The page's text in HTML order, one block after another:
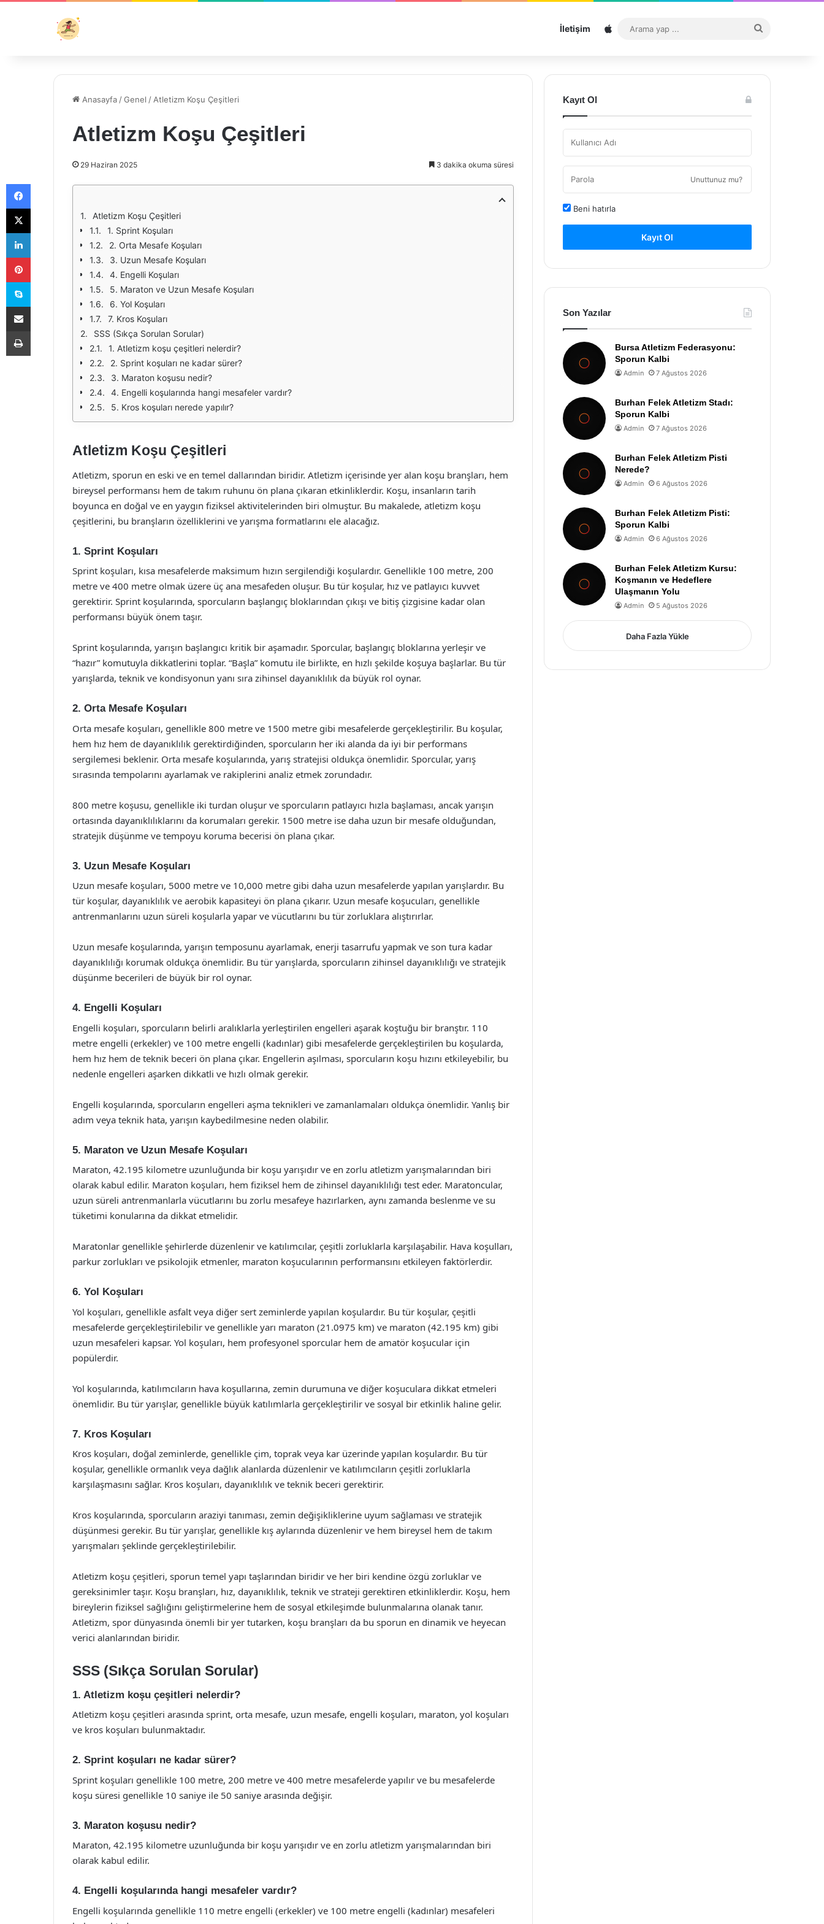
İletişim Sitemap
...
Anasayfa /Genel / Atletizm Koşu Çeşitleri
Atletizm Koşu Çeşitleri
29 Haziran 2025 3 dakika okuma süresi
Atletizm Koşu Çeşitleri
1. Sprint Koşuları
2. Orta Mesafe Koşuları
3. Uzun Mesafe Koşuları
4. Engelli Koşuları
5. Maraton ve Uzun Mesafe Koşuları
6. Yol Koşuları
7. Kros Koşuları
SSS (Sıkça Sorulan Sorular)
1. Atletizm koşu çeşitleri nelerdir?
2. Sprint koşuları ne kadar sürer?
3. Maraton koşusu nedir?
4. Engelli koşularında hangi mesafeler vardır?
5. Kros koşuları nerede yapılır?
Atletizm Koşu Çeşitleri
Atletizm, sporun en eski ve en temel dallarından biridir. Atletizm içerisinde yer alan koşu branşları, hem
bireysel performansı hem de takım ruhunu ön plana çıkaran etkinliklerdir. Koşu, insanların tarih
boyunca en doğal ve en yaygın fiziksel aktivitelerinden biri olmuştur. Bu makalede, atletizm koşu
çeşitlerini, bu branşların özelliklerini ve yarışma formatlarını ele alacağız.
1. Sprint Koşuları
Sprint koşuları, kısa mesafelerde maksimum hızın sergilendiği koşulardır. Genellikle 100 metre, 200
metre ve 400 metre olmak üzere üç ana mesafeden oluşur. Bu tür koşular, hız ve patlayıcı kuvvet
gerektirir. Sprint koşularında, sporcuların başlangıç bloklarından çıkışı ve bitiş çizgisine kadar olan
performansı büyük önem taşır.
Sprint koşularında, yarışın başlangıcı kritik bir aşamadır. Sporcular, başlangıç bloklarına yerleşir ve
“hazır” komutuyla dikkatlerini toplar. “Başla” komutu ile birlikte, en hızlı şekilde koşuya başlarlar. Bu tür
yarışlarda, teknik ve kondisyonun yanı sıra zihinsel dayanıklılık da büyük rol oynar.
2. Orta Mesafe Koşuları
Orta mesafe koşuları, genellikle 800 metre ve 1500 metre gibi mesafelerde gerçekleştirilir. Bu koşular,
hem hız hem de dayanıklılık gerektirdiğinden, sporcuların her iki alanda da iyi bir performans
sergilemesi beklenir. Orta mesafe koşularında, yarış stratejisi oldukça önemlidir. Sporcular, yarış
sırasında tempolarını ayarlamak ve rakiplerini analiz etmek zorundadır.
800 metre koşusu, genellikle iki turdan oluşur ve sporcuların patlayıcı hızla başlaması, ancak yarışın
ortasında dayanıklılıklarını da korumaları gerekir. 1500 metre ise daha uzun bir mesafe olduğundan,
stratejik düşünme ve tempoyu koruma becerisi ön plana çıkar.
3. Uzun Mesafe Koşuları
Uzun mesafe koşuları, 5000 metre ve 10,000 metre gibi daha uzun mesafelerde yapılan yarışlardır. Bu
tür koşular, dayanıklılık ve aerobik kapasiteyi ön plana çıkarır. Uzun mesafe koşucuları, genellikle
antrenmanlarını uzun süreli koşularla yapar ve vücutlarını bu tür zorluklara alıştırırlar.
Uzun mesafe koşularında, yarışın temposunu ayarlamak, enerji tasarrufu yapmak ve son tura kadar
dayanıklılığı korumak oldukça önemlidir. Bu tür yarışlarda, sporcuların zihinsel dayanıklılığı ve stratejik
düşünme becerileri de büyük bir rol oynar.
4. Engelli Koşuları
Engelli koşuları, sporcuların belirli aralıklarla yerleştirilen engelleri aşarak koştuğu bir branştır. 110
metre engelli (erkekler) ve 100 metre engelli (kadınlar) gibi mesafelerde gerçekleştirilen bu koşularda,
hem hız hem de teknik beceri ön plana çıkar. Engellerin aşılması, sporcuların koşu hızını etkileyebilir, bu
nedenle engelleri aşarken dikkatli ve hızlı olmak gerekir.
Engelli koşularında, sporcuların engelleri aşma teknikleri ve zamanlamaları oldukça önemlidir. Yanlış bir
adım veya teknik hata, yarışın kaybedilmesine neden olabilir.
5. Maraton ve Uzun Mesafe Koşuları
Maraton, 42.195 kilometre uzunluğunda bir koşu yarışıdır ve en zorlu atletizm yarışmalarından biri
olarak kabul edilir. Maraton koşuları, hem fiziksel hem de zihinsel dayanıklılığı test eder. Maratoncular,
uzun süreli antrenmanlarla vücutlarını bu zorlu mesafeye hazırlarken, aynı zamanda beslenme ve su
tüketimi konularına da dikkat etmelidir.
Maratonlar genellikle şehirlerde düzenlenir ve katılımcılar, çeşitli zorluklarla karşılaşabilir. Hava koşulları,
parkur zorlukları ve psikolojik etmenler, maraton koşucularının performansını etkileyen faktörlerdir.
6. Yol Koşuları
Yol koşuları, genellikle asfalt veya diğer sert zeminlerde yapılan koşulardır. Bu tür koşular, çeşitli
mesafelerde gerçekleştirilebilir ve genellikle yarı maraton (21.0975 km) ve maraton (42.195 km) gibi
uzun mesafeleri kapsar. Yol koşuları, hem profesyonel sporcular hem de amatör koşucular için
popülerdir.
Yol koşularında, katılımcıların hava koşullarına, zemin durumuna ve diğer koşuculara dikkat etmeleri
önemlidir. Bu tür yarışlar, genellikle büyük katılımlarla gerçekleştirilir ve sosyal bir etkinlik haline gelir.
7. Kros Koşuları
Kros koşuları, doğal zeminlerde, genellikle çim, toprak veya kar üzerinde yapılan koşulardır. Bu tür
koşular, genellikle ormanlık veya dağlık alanlarda düzenlenir ve katılımcıların çeşitli zorluklarla
karşılaşmasını sağlar. Kros koşuları, dayanıklılık ve teknik beceri gerektirir.
Kros koşularında, sporcuların araziyi tanıması, zemin değişikliklerine uyum sağlaması ve stratejik
düşünmesi gerekir. Bu tür yarışlar, genellikle kış aylarında düzenlenir ve hem bireysel hem de takım
yarışmaları şeklinde gerçekleştirilebilir.
Atletizm koşu çeşitleri, sporun temel yapı taşlarından biridir ve her biri kendine özgü zorluklar ve
gereksinimler taşır. Koşu branşları, hız, dayanıklılık, teknik ve strateji gerektiren etkinliklerdir. Koşu, hem
bireylerin fiziksel sağlığını geliştirmelerine hem de sosyal etkileşimde bulunmalarına olanak tanır.
Atletizm, spor dünyasında önemli bir yer tutarken, koşu branşları da bu sporun en dinamik ve heyecan
verici alanlarından biridir.
SSS (Sıkça Sorulan Sorular)
1. Atletizm koşu çeşitleri nelerdir?
Atletizm koşu çeşitleri arasında sprint, orta mesafe, uzun mesafe, engelli koşuları, maraton, yol koşuları
ve kros koşuları bulunmaktadır.
2. Sprint koşuları ne kadar sürer?
Sprint koşuları genellikle 100 metre, 200 metre ve 400 metre mesafelerde yapılır ve bu mesafelerde
koşu süresi genellikle 10 saniye ile 50 saniye arasında değişir.
3. Maraton koşusu nedir?
Maraton, 42.195 kilometre uzunluğunda bir koşu yarışıdır ve en zorlu atletizm yarışmalarından biri
olarak kabul edilir.
4. Engelli koşularında hangi mesafeler vardır?
Engelli koşularında genellikle 110 metre engelli (erkekler) ve 100 metre engelli (kadınlar) mesafeleri
Kayıt Ol
Unuttunuz mu?
Beni hatırla
Kayıt Ol
Son Yazılar
Bursa Atletizm Federasyonu:
Sporun Kalbi
Admin 7 Ağustos 2026
Burhan Felek Atletizm Stadı:
Sporun Kalbi
Admin 7 Ağustos 2026
Burhan Felek Atletizm Pisti
Nerede?
Admin 6 Ağustos 2026
Burhan Felek Atletizm Pisti:
Sporun Kalbi
Admin 6 Ağustos 2026
Burhan Felek Atletizm Kursu:
Koşmanın ve Hedeflere
Ulaşmanın Yolu
Admin 5 Ağustos 2026
Daha Fazla Yükle
Facebook
X
LinkedIn
Pinterest
Skype
E-Posta ile paylaş